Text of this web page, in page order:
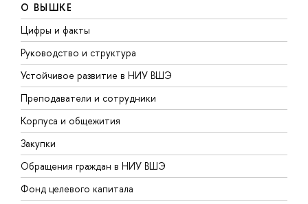
О ВЫШКЕ
Цифры и факты
Руководство и структура
Устойчивое развитие в НИУ ВШЭ
Преподаватели и сотрудники
Корпуса и общежития
Закупки
Обращения граждан в НИУ ВШЭ
Фонд целевого капитала